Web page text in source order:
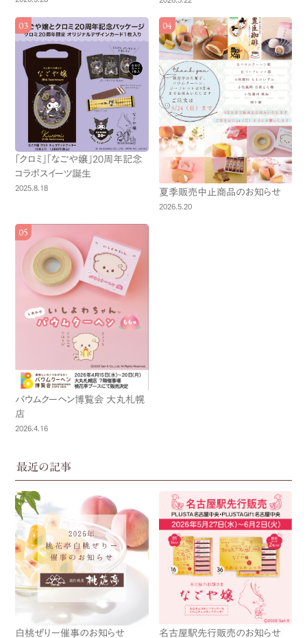
「クロミ」「なごや嬢」20周年記念
コラボスイーツ誕生
2025.8.18 夏季販売中止商品のお知らせ
2026.5.20
バウムクーヘン博覧会 大丸札幌
店
2026.4.16
最近の記事
白桃ぜりー催事のお知らせ 名古屋駅先行販売のお知らせ